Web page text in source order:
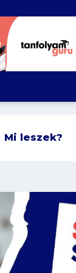
Mi leszek?